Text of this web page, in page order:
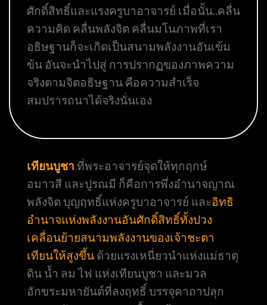
ศักดิ์สิทธิ์และแรงครูบาอาจารย์ เมื่อนั้น..คลื่น
ความคิด คลื่นพลังจิต คลื่นมโนภาพที่เรา
อธิษฐานก็จะเกิดเป็นสนามพลังงานอันเข้ม
ข้น อันจะนำไปสู่ การปรากฏของภาพความ
จริงตามจิตอธิษฐาน คือความสำเร็จ
สมปรารถนาได้จริงนั่นเอง
เทียนบูชา ที่พระอาจารย์จุดให้ทุกฤกษ์
อมาวสี และปูรณมี ก็คือการพึ่งอำนาจญาณ
พลังจิต บุญฤทธิ์แห่งครูบาอาจารย์ และอิทธิ
อำนาจแห่งพลังงานอันศักดิ์สิทธิ์ทั้งปวง
เคลื่อนย้ายสนามพลังงานของเจ้าชะตา
เทียนให้สูงขึ้น ด้วยแรงเหนี่ยวนำแห่งแม่ธาตุ
ดิน น้ำ ลม ไฟ แห่งเทียนบูชา และมวล
อักขระมหายันต์ที่ลงฤทธิ์ บรรจุคาถาปลุก